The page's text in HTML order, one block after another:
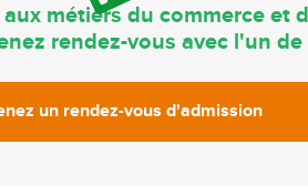
aux métiers du commerce et
rendez-vous avec l'un
un rendez-vous d'admission